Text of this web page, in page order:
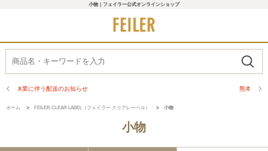
小物｜フェイラー公式オンラインショップ
熊本県熊本地方を震源とする地震の影響について
ホーム > FEILER CLEAR LABEL（フェイラー クリアレーベル） > 小物
小物